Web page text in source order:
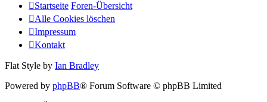
Startseite Foren-Übersicht
Alle Cookies löschen
Impressum
Kontakt
Flat Style by Ian Bradley
Powered by phpBB® Forum Software © phpBB Limited